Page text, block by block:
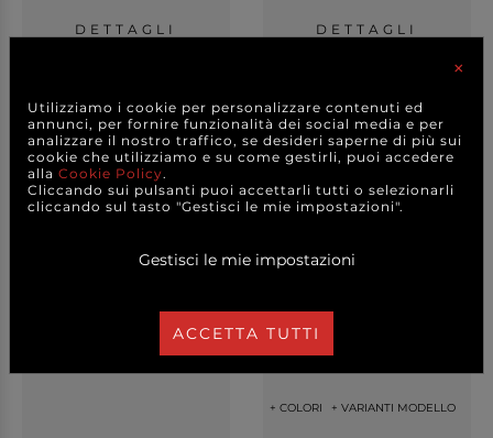
DETTAGLI DETTAGLI
Blocco con 20 fogli
Fogli carta di riso colori
+ COLORI + VARIANTI MODELLO
×
Utilizziamo i cookie per personalizzare contenuti ed
annunci, per fornire funzionalità dei social media e per
analizzare il nostro traffico, se desideri saperne di più sui
cookie che utilizziamo e su come gestirli, puoi accedere
alla Cookie Policy.
Cliccando sui pulsanti puoi accettarli tutti o selezionarli
cliccando sul tasto "Gestisci le mie impostazioni".
Gestisci le mie impostazioni
ACCETTA TUTTI